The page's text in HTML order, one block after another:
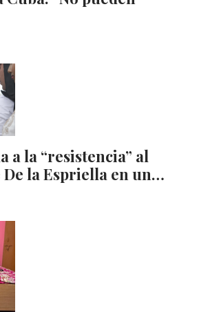
a la “resistencia” al
De la Espriella en un…